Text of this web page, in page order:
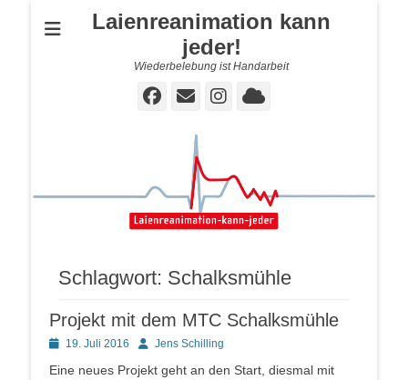
Laienreanimation kann
jeder!
Wiederbelebung ist Handarbeit
Facebook
E-
Instagram
Cloud
Schlagwort: Schalksmühle
Projekt mit dem MTC Schalksmühle
Posted19. Juli 2016 AutorJens Schilling
Eine neues Projekt geht an den Start, diesmal mit